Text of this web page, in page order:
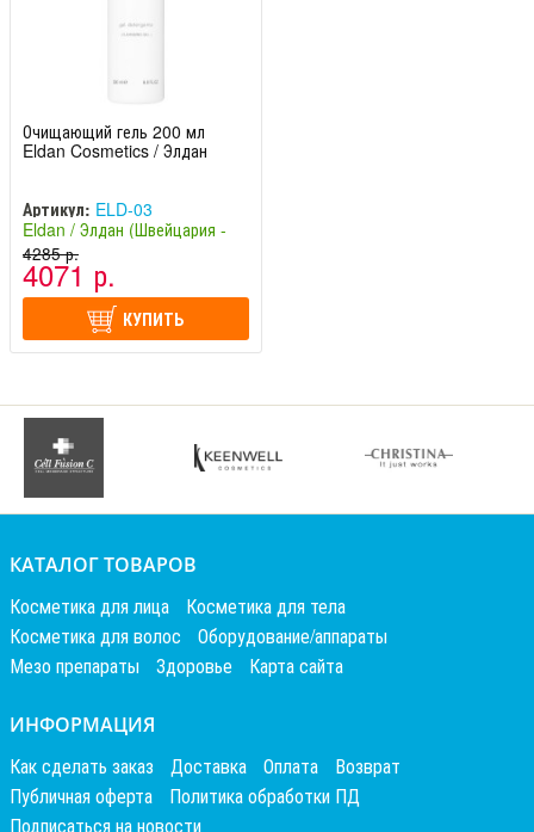
Очищающий гель 200 мл
Eldan Cosmetics / Элдан
Артикул: ELD-03
Eldan / Элдан (Швейцария -
Италия)
4285 р.
4071 р.
КУПИТЬ
КАТАЛОГ ТОВАРОВ
Косметика для лица
Косметика для тела
Косметика для волос
Оборудование/аппараты
Мезо препараты
Здоровье Карта сайта
ИНФОРМАЦИЯ
Как сделать заказ Доставка Оплата
Возврат
Публичная оферта
Политика обработки ПД
Подписаться на новости